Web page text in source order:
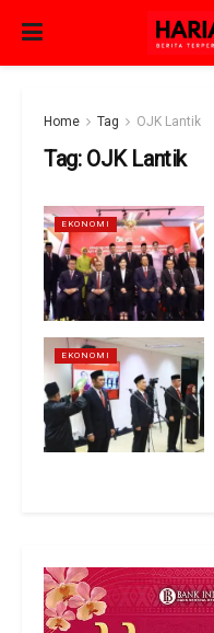
Home Tag OJK Lantik
Tag: OJK Lantik
EKONOMI
EKONOMI